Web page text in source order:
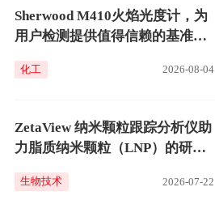
Sherwood M410火焰光度计，为
用户检测提供值得信赖的基准方
化工 2026-08-04
ZetaView 纳米颗粒跟踪分析仪助
力脂质纳米颗粒（LNP）的研究
生物技术 2026-07-22